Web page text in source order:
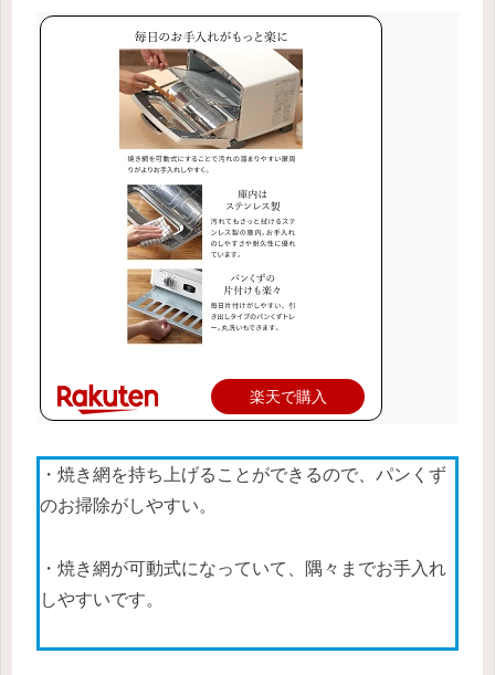
楽天で購入
・焼き網を持ち上げることができるので、パンくず
のお掃除がしやすい。
・焼き網が可動式になっていて、隅々までお手入れ
しやすいです。